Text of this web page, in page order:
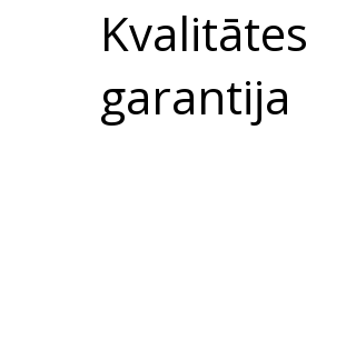
Kvalitātes
garantija